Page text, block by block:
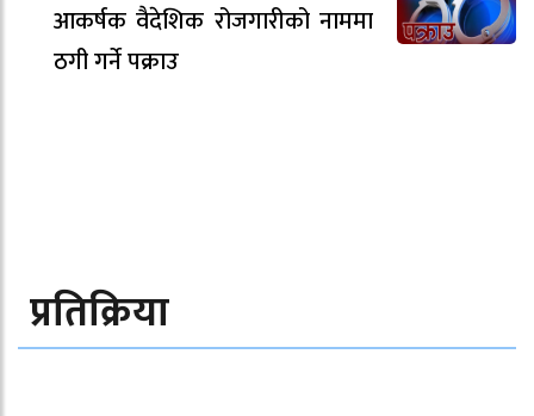
आकर्षक वैदेशिक रोजगारीको नाममा
ठगी गर्ने पक्राउ
प्रतिक्रिया